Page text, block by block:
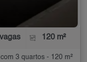
120 m²
3 quartos - 120 m²